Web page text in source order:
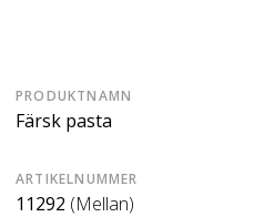
PRODUKTNAMN
Färsk pasta
ARTIKELNUMMER
11292 (Mellan)